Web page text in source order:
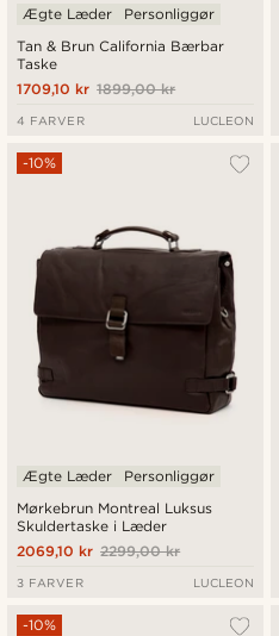
Tan & Brun California Bærbar
Taske
Ægte Læder Personliggør
1899,00 kr
1709,10 kr
4 FARVER LUCLEON
Mørkebrun Montreal Luksus
Skuldertaske i Læder
-10%
Ægte Læder Personliggør
2299,00 kr
2069,10 kr
3 FARVER LUCLEON
-10%